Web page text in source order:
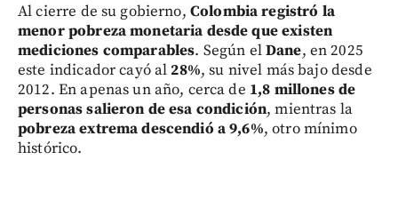
Al cierre de su gobierno, Colombia registró la
menor pobreza monetaria desde que existen
mediciones comparables. Según elDane, en 2025
este indicador cayó al28%, su nivel más bajo desde
2012. En apenas un año, cerca de 1,8 millones de
personas salieron de esa condición, mientras la
pobreza extrema descendió a 9,6%, otro mínimo
histórico.